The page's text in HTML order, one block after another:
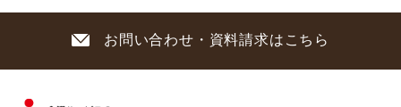
お問い合わせ・資料請求はこちら